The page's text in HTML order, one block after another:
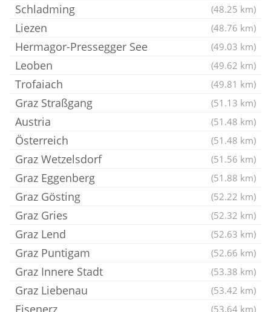
Schladming (48.25 km)
Liezen (48.76 km)
Hermagor-Pressegger See (49.03 km)
Leoben (49.62 km)
Trofaiach (49.81 km)
Graz Straßgang (51.13 km)
Austria (51.48 km)
Österreich (51.48 km)
Graz Wetzelsdorf (51.56 km)
Graz Eggenberg (51.88 km)
Graz Gösting (52.22 km)
Graz Gries (52.32 km)
Graz Lend (52.63 km)
Graz Puntigam (52.66 km)
Graz Innere Stadt (53.38 km)
Graz Liebenau (53.42 km)
Eisenerz (53.64 km)